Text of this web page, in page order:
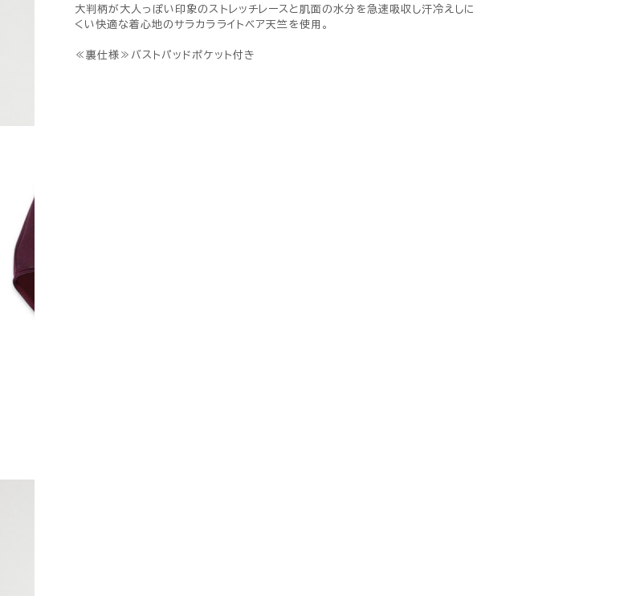
大判柄が大人っぽい印象のストレッチレースと肌面の水分を急速吸収し汗冷えしに
くい快適な着心地のサラカラライトベア天竺を使用。
≪裏仕様≫バストパッドポケット付き